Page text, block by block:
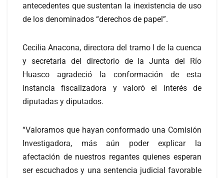
antecedentes que sustentan la inexistencia de uso
de los denominados “derechos de papel”.
Cecilia Anacona, directora del tramo I de la cuenca
y secretaria del directorio de la Junta del Río
Huasco agradeció la conformación de esta
instancia fiscalizadora y valoró el interés de
diputadas y diputados.
“Valoramos que hayan conformado una Comisión
Investigadora, más aún poder explicar la
afectación de nuestros regantes quienes esperan
ser escuchados y una sentencia judicial favorable